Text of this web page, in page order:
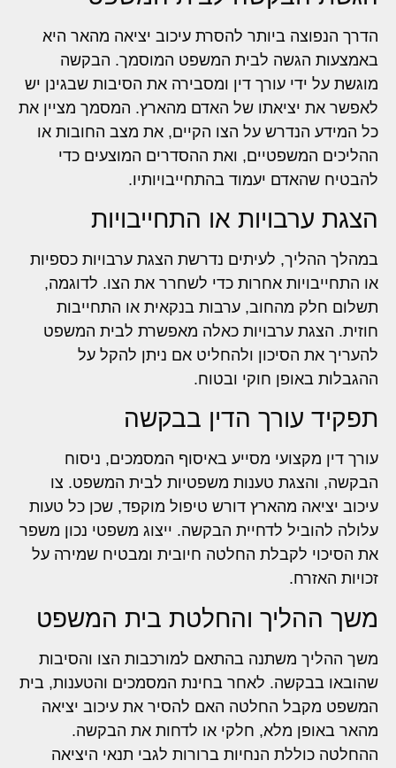
הדרך הנפוצה ביותר להסרת עיכוב יציאה מהאר היא
באמצעות הגשה לבית המשפט המוסמך. הבקשה
מוגשת על ידי עורך דין ומסבירה את הסיבות שבגינן יש
לאפשר את יציאתו של האדם מהארץ. המסמך מציין את
כל המידע הנדרש על הצו הקיים, את מצב החובות או
ההליכים המשפטיים, ואת ההסדרים המוצעים כדי
להבטיח שהאדם יעמוד בהתחייבויותיו.
הצגת ערבויות או התחייבויות
במהלך ההליך, לעיתים נדרשת הצגת ערבויות כספיות
או התחייבויות אחרות כדי לשחרר את הצו. לדוגמה,
תשלום חלק מהחוב, ערבות בנקאית או התחייבות
חוזית. הצגת ערבויות כאלה מאפשרת לבית המשפט
להעריך את הסיכון ולהחליט אם ניתן להקל על
ההגבלות באופן חוקי ובטוח.
תפקיד עורך הדין בבקשה
עורך דין מקצועי מסייע באיסוף המסמכים, ניסוח
הבקשה, והצגת טענות משפטיות לבית המשפט. צו
עיכוב יציאה מהארץ דורש טיפול מוקפד, שכן כל טעות
עלולה להוביל לדחיית הבקשה. ייצוג משפטי נכון משפר
את הסיכוי לקבלת החלטה חיובית ומבטיח שמירה על
זכויות האזרח.
משך ההליך והחלטת בית המשפט
משך ההליך משתנה בהתאם למורכבות הצו והסיבות
שהובאו בבקשה. לאחר בחינת המסמכים והטענות, בית
המשפט מקבל החלטה האם להסיר את עיכוב יציאה
מהאר באופן מלא, חלקי או לדחות את הבקשה.
ההחלטה כוללת הנחיות ברורות לגבי תנאי היציאה